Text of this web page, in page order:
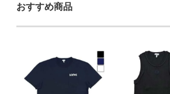
おすすめ商品